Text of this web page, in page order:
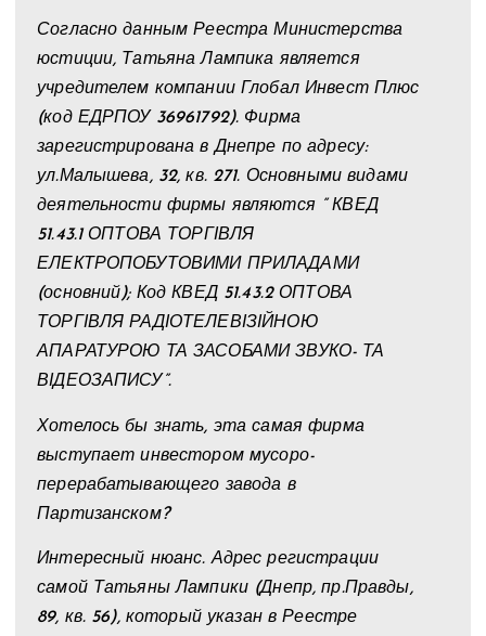
Согласно данным Реестра Министерства
юстиции, Татьяна Лампика является
учредителем компании Глобал Инвест Плюс
(код ЕДРПОУ 36961792). Фирма
зарегистрирована в Днепре по адресу:
ул.Малышева, 32, кв. 271. Основными видами
деятельности фирмы являются ” КВЕД
51.43.1 ОПТОВА ТОРГІВЛЯ
ЕЛЕКТРОПОБУТОВИМИ ПРИЛАДАМИ
(основний); Код КВЕД 51.43.2 ОПТОВА
ТОРГІВЛЯ РАДІОТЕЛЕВІЗІЙНОЮ
АПАРАТУРОЮ ТА ЗАСОБАМИ ЗВУКО- ТА
ВІДЕОЗАПИСУ”.
Хотелось бы знать, эта самая фирма
выступает инвестором мусоро-
перерабатывающего завода в
Партизанском?
Интересный нюанс. Адрес регистрации
самой Татьяны Лампики (Днепр, пр.Правды,
89, кв. 56), который указан в Реестре